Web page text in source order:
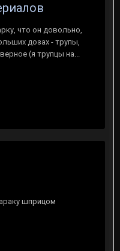
что он довольно,
дозах - трупы,
(я трупцы на...
шприцом